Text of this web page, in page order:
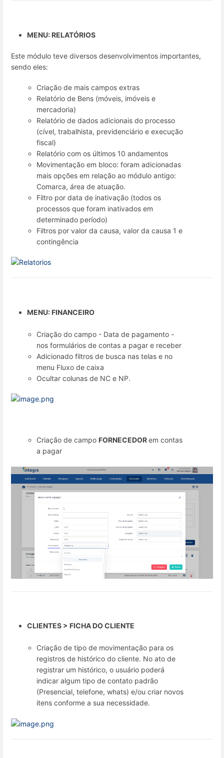
MENU: RELATÓRIOS
Este módulo teve diversos desenvolvimentos importantes,
sendo eles:
Criação de mais campos extras
Relatório de Bens (móveis, imóveis e
mercadoria)
Relatório de dados adicionais do processo
(cível, trabalhista, previdenciário e execução
fiscal)
Relatório com os últimos 10 andamentos
Movimentação em bloco: foram adicionadas
mais opções em relação ao módulo antigo:
Comarca, área de atuação.
Filtro por data de inativação (todos os
processos que foram inativados em
determinado período)
Filtros por valor da causa, valor da causa 1 e
contingência
MENU: FINANCEIRO
Criação do campo - Data de pagamento -
nos formulários de contas a pagar e receber
Adicionado filtros de busca nas telas e no
menu Fluxo de caixa
Ocultar colunas de NC e NP.
Criação de campo FORNECEDORem contas
a pagar
CLIENTES > FICHA DO CLIENTE
Criação de tipo de movimentação para os
registros de histórico do cliente. No ato de
registrar um histórico, o usuário poderá
indicar algum tipo de contato padrão
(Presencial, telefone, whats) e/ou criar novos
itens conforme a sua necessidade.